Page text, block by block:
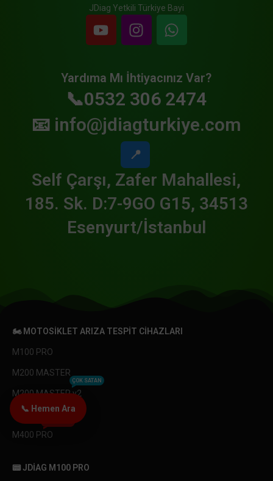
JDiag Yetkili Türkiye Bayi
Yardıma Mı İhtiyacınız Var?
📞0532 306 2474
📧 info@jdiagturkiye.com
📍
Self Çarşı, Zafer Mahallesi,
185. Sk. D:7-9GO G15, 34513
Esenyurt/İstanbul
🏍️ MOTOSIKLET ARIZA TESPIT CIHAZLARI
M100 PRO
M200 MASTER
M200 MASTER v2
ÇOK SATAN
M300 EXPER
M400 PRO
📟 JDIAG M100 PRO
📞 Hemen Ara